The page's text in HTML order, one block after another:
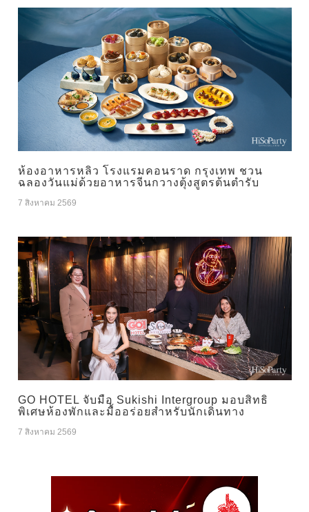
ห้องอาหารหลิว โรงแรมคอนราด กรุงเทพ ชวน
ฉลองวันแม่ด้วยอาหารจีนกวางตุ้งสูตรต้นตำรับ
7 สิงหาคม 2569
GO HOTEL จับมือ Sukishi Intergroup มอบสิทธิ
พิเศษห้องพักและมื้ออร่อยสำหรับนักเดินทาง
7 สิงหาคม 2569